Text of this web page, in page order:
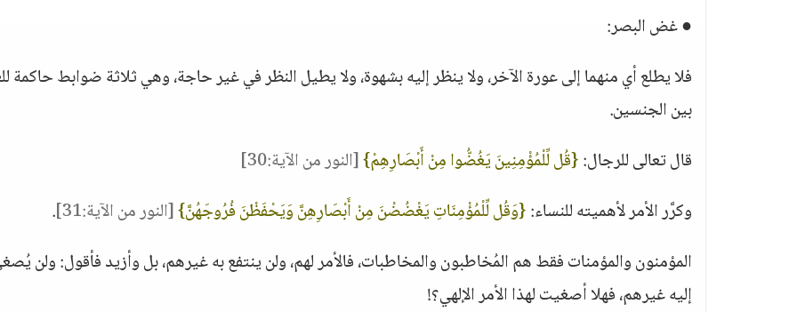
● غض البصر:
فلا يطلع أي منهما إلى عورة الآخر، ولا ينظر إليه بشهوة، ولا يطيل النظر في غير حاجة، وهي ثلاثة ضوابط حاكمة
بين الجنسين.
قال تعالى للرجال:{قُل لِّلْمُؤْمِنِينَ يَغُضُّوا مِنْ أَبْصَارِهِمْ}[النور من الآية:30]
وكرَّر الأمر لأهميته للنساء:{وَقُل لِّلْمُؤْمِنَاتِ يَغْضُضْنَ مِنْ أَبْصَارِهِنَّ وَيَحْفَظْنَ فُرُوجَهُنَّ}[النور من الآية:31]
.
المؤمنون والمؤمنات فقط هم المُخاطبون والمخاطبات، فالأمر لهم، ولن ينتفع به غيرهم، بل وأزيد فأقول: ولن
إليه غيرهم، فهلا أصغيت لهذا الأمر الإلهي؟!